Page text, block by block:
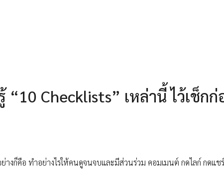
Checklists” เหล่านี้ ไว้เช็ก
งก็คือ ทำอย่างไรให้คนดูจนจบและมีส่วนร่วม คอมเมนต์ กดไลก์ กดแช